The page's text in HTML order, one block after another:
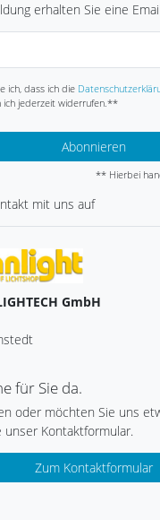
erhalten Sie eine
ich, dass ich die
ich jederzeit widerrufen.**
Abonnieren
** Hierbei
mit uns auf
GmbH
für Sie da.
oder möchten Sie uns
unser Kontaktformular.
Zum Kontaktformular